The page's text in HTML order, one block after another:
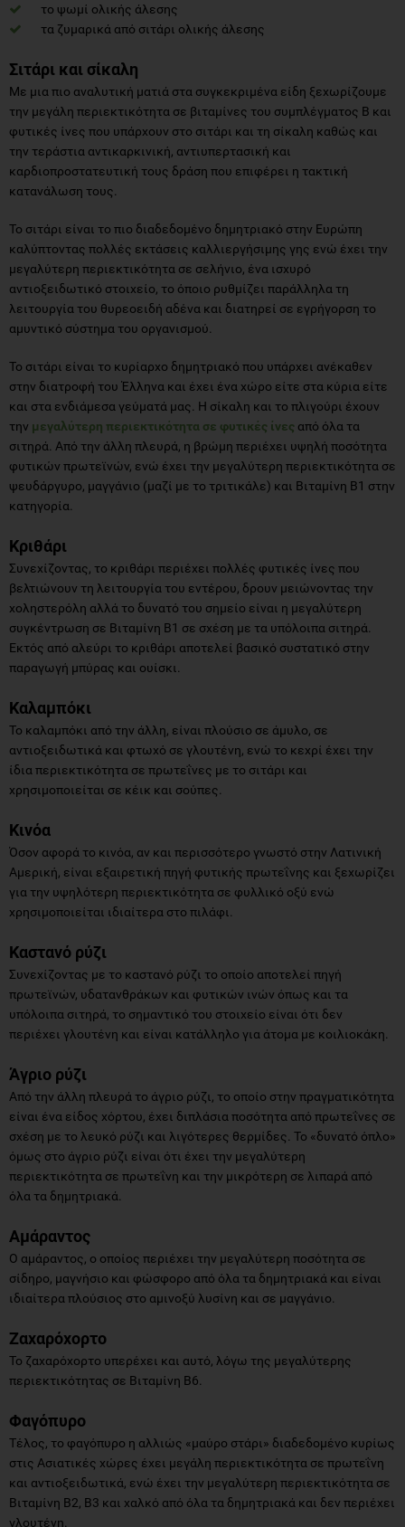
το ψωμί ολικής άλεσης
τα ζυμαρικά από σιτάρι ολικής άλεσης
Σιτάρι και σίκαλη
Με μια πιο αναλυτική ματιά στα συγκεκριμένα είδη ξεχωρίζουμε
την μεγάλη περιεκτικότητα σε βιταμίνες του συμπλέγματος Β και
φυτικές ίνες που υπάρχουν στο σιτάρι και τη σίκαλη καθώς και
την τεράστια αντικαρκινική, αντιυπερτασική και
καρδιοπροστατευτική τους δράση που επιφέρει η τακτική
κατανάλωση τους.
Το σιτάρι είναι το πιο διαδεδομένο δημητριακό στην Ευρώπη
καλύπτοντας πολλές εκτάσεις καλλιεργήσιμης γης ενώ έχει την
μεγαλύτερη περιεκτικότητα σε σελήνιο, ένα ισχυρό
αντιοξειδωτικό στοιχείο, το όποιο ρυθμίζει παράλληλα τη
λειτουργία του θυρεοειδή αδένα και διατηρεί σε εγρήγορση το
αμυντικό σύστημα του οργανισμού.
Το σιτάρι είναι το κυρίαρχο δημητριακό που υπάρχει ανέκαθεν
στην διατροφή του Έλληνα και έχει ένα χώρο είτε στα κύρια είτε
και στα ενδιάμεσα γεύματά μας. Η σίκαλη και το πλιγούρι έχουν
την μεγαλύτερη περιεκτικότητα σε φυτικές ίνες από όλα τα
σιτηρά. Από την άλλη πλευρά, η βρώμη περιέχει υψηλή ποσότητα
φυτικών πρωτεϊνών, ενώ έχει την μεγαλύτερη περιεκτικότητα σε
ψευδάργυρο, μαγγάνιο (μαζί με το τριτικάλε) και Βιταμίνη Β1 στην
κατηγορία.
Κριθάρι
Συνεχίζοντας, το κριθάρι περιέχει πολλές φυτικές ίνες που
βελτιώνουν τη λειτουργία του εντέρου, δρουν μειώνοντας την
χοληστερόλη αλλά το δυνατό του σημείο είναι η μεγαλύτερη
συγκέντρωση σε Βιταμίνη Β1 σε σχέση με τα υπόλοιπα σιτηρά.
Εκτός από αλεύρι το κριθάρι αποτελεί βασικό συστατικό στην
παραγωγή μπύρας και ουίσκι.
Καλαμπόκι
Το καλαμπόκι από την άλλη, είναι πλούσιο σε άμυλο, σε
αντιοξειδωτικά και φτωχό σε γλουτένη, ενώ το κεχρί έχει την
ίδια περιεκτικότητα σε πρωτεΐνες με το σιτάρι και
χρησιμοποιείται σε κέικ και σούπες.
Κινόα
Όσον αφορά το κινόα, αν και περισσότερο γνωστό στην Λατινική
Αμερική, είναι εξαιρετική πηγή φυτικής πρωτεΐνης και ξεχωρίζει
για την υψηλότερη περιεκτικότητα σε φυλλικό οξύ ενώ
χρησιμοποιείται ιδιαίτερα στο πιλάφι.
Καστανό ρύζι
Συνεχίζοντας με το καστανό ρύζι το οποίο αποτελεί πηγή
πρωτεϊνών, υδατανθράκων και φυτικών ινών όπως και τα
υπόλοιπα σιτηρά, το σημαντικό του στοιχείο είναι ότι δεν
περιέχει γλουτένη και είναι κατάλληλο για άτομα με κοιλιοκάκη.
Άγριο ρύζι
Από την άλλη πλευρά το άγριο ρύζι, το οποίο στην πραγματικότητα
είναι ένα είδος χόρτου, έχει διπλάσια ποσότητα από πρωτεΐνες σε
σχέση με το λευκό ρύζι και λιγότερες θερμίδες. Το «δυνατό όπλο»
όμως στο άγριο ρύζι είναι ότι έχει την μεγαλύτερη
περιεκτικότητα σε πρωτεΐνη και την μικρότερη σε λιπαρά από
όλα τα δημητριακά.
Αμάραντος
Ο αμάραντος, ο οποίος περιέχει την μεγαλύτερη ποσότητα σε
σίδηρο, μαγνήσιο και φώσφορο από όλα τα δημητριακά και είναι
ιδιαίτερα πλούσιος στο αμινοξύ λυσίνη και σε μαγγάνιο.
Ζαχαρόχορτο
Το ζαχαρόχορτο υπερέχει και αυτό, λόγω της μεγαλύτερης
περιεκτικότητας σε Βιταμίνη Β6.
Φαγόπυρο
Τέλος, το φαγόπυρο η αλλιώς «μαύρο στάρι» διαδεδομένο κυρίως
στις Ασιατικές χώρες έχει μεγάλη περιεκτικότητα σε πρωτεΐνη
και αντιοξειδωτικά, ενώ έχει την μεγαλύτερη περιεκτικότητα σε
Βιταμίνη Β2, Β3 και χαλκό από όλα τα δημητριακά και δεν περιέχει
γλουτένη.